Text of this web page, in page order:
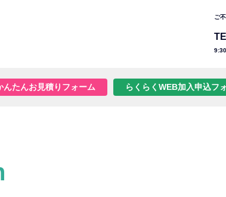
ご
んたんお見積りフォーム らくらくWEB加入申込フ